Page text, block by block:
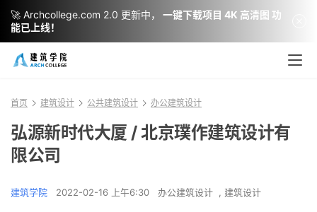
首页 建筑设计 公共建筑设计 办公建筑设计
弘源新时代大厦 / 北京璞作建筑设计有
限公司
建筑学院 2022-02-16 上午6:30 办公建筑设计 , 建筑设计
🚀 Archcollege.com 2.0 更新中，
一键下载项目 4K 高清图 功
能已上线！